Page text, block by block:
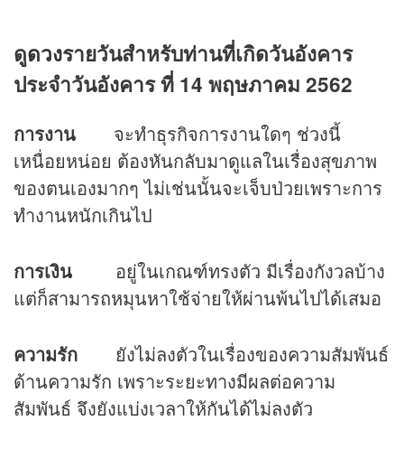
ดูดวงรายวันสำหรับท่านที่เกิดวันอังคาร
ประจำวันอังคาร ที่ 14 พฤษภาคม 2562
การงาน จะทำธุรกิจการงานใดๆ ช่วงนี้
เหนื่อยหน่อย ต้องหันกลับมาดูแลในเรื่องสุขภาพ
ของตนเองมากๆ ไม่เช่นนั้นจะเจ็บป่วยเพราะการ
ทำงานหนักเกินไป
การเงิน อยู่ในเกณฑ์ทรงตัว มีเรื่องกังวลบ้าง
แต่ก็สามารถหมุนหาใช้จ่ายให้ผ่านพ้นไปได้เสมอ
ความรัก ยังไม่ลงตัวในเรื่องของความสัมพันธ์
ด้านความรัก เพราะระยะทางมีผลต่อความ
สัมพันธ์ จึงยังแบ่งเวลาให้กันได้ไม่ลงตัว